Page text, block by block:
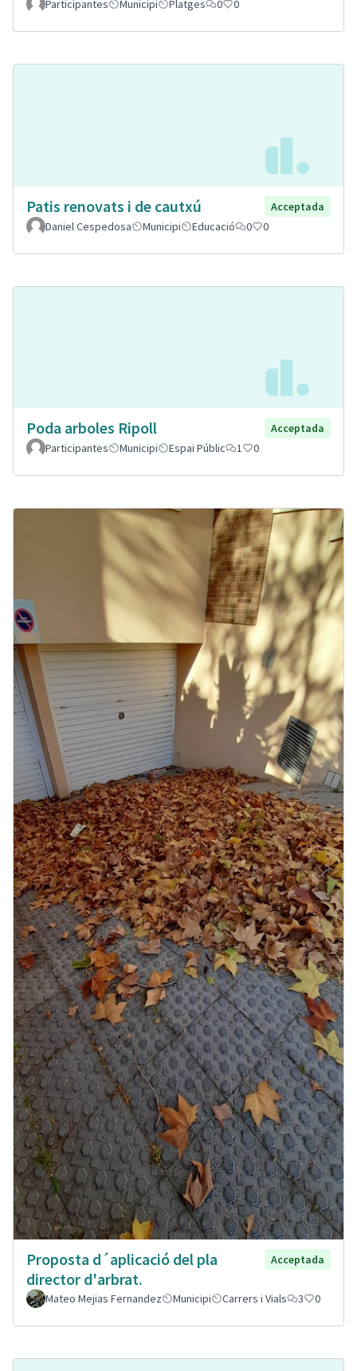
Participantes Municipi Platges 0 0
Patis renovats i de cautxú
Acceptada
Daniel Cespedosa
Municipi Educació 0 0
Poda arboles Ripoll
Acceptada
Participantes
Municipi Espai Públic 1 0
Proposta d´aplicació del pla
director d'arbrat.
Acceptada
Mateo Mejias Fernandez Municipi Carrers i Vials 3 0